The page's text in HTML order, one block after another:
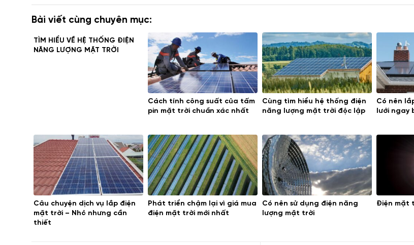
Bài viết cùng chuyên mục:
TÌM HIỂU VỀ HỆ THỐNG ĐIỆN
NĂNG LƯỢNG MẶT TRỜI
Cách tính công suất của tấm
pin mặt trời chuẩn xác nhất
Cùng tìm hiểu hệ thống điện
năng lượng mặt trời độc lập
Có nên
lưới ngay
Câu chuyện dịch vụ lắp điện
mặt trời – Nhỏ nhưng cần
thiết
Phát triển chậm lại vì giá mua
điện mặt trời mới nhất
Có nên sử dụng điện năng
lượng mặt trời
Điện mặt